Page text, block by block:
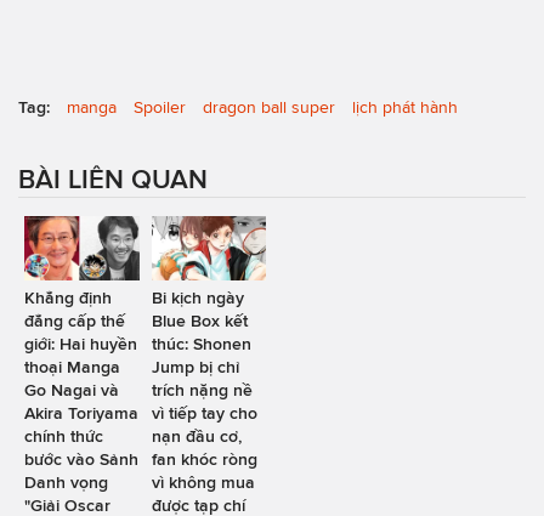
Tag: manga Spoiler dragon ball super lịch phát hành
BÀI LIÊN QUAN
Khẳng định
đẳng cấp thế
giới: Hai huyền
thoại Manga
Go Nagai và
Akira Toriyama
chính thức
bước vào Sảnh
Danh vọng
"Giải Oscar
Bi kịch ngày
Blue Box kết
thúc: Shonen
Jump bị chỉ
trích nặng nề
vì tiếp tay cho
nạn đầu cơ,
fan khóc ròng
vì không mua
được tạp chí